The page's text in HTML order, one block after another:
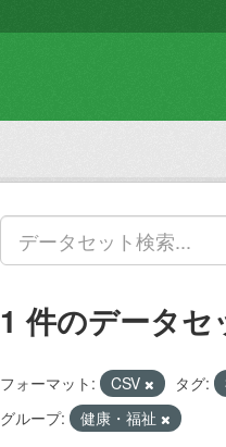
1 件のデータ
フォーマット: CSV タグ:
グループ:
健康・福祉